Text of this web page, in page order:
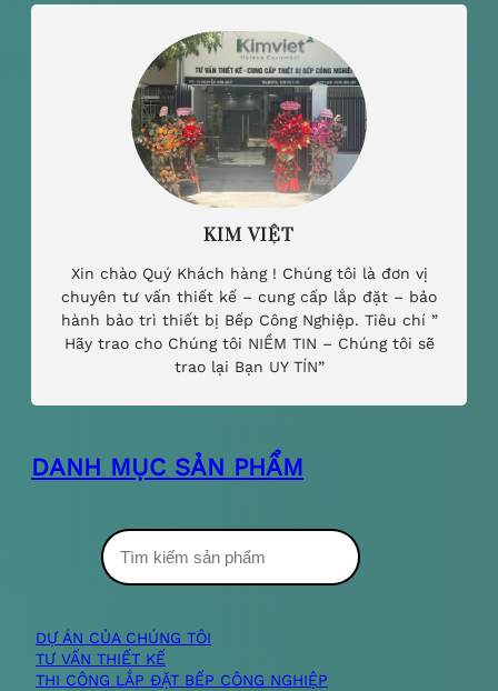
KIM VIỆT
Xin chào Quý Khách hàng ! Chúng tôi là đơn vị
chuyên tư vấn thiết kế – cung cấp lắp đặt – bảo
hành bảo trì thiết bị Bếp Công Nghiệp. Tiêu chí ”
Hãy trao cho Chúng tôi NIỀM TIN – Chúng tôi sẽ
trao lại Bạn UY TÍN”
DANH MỤC SẢN PHẨM
m
k
DỰ ÁN CỦA CHÚNG TÔI
TƯ VẤN THIẾT KẾ
THI CÔNG LẮP ĐẶT BẾP CÔNG NGHIỆP